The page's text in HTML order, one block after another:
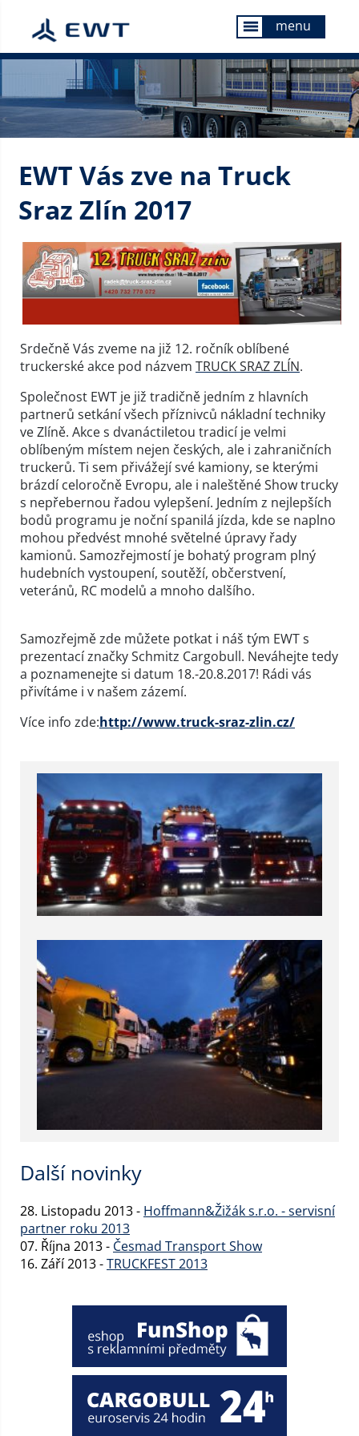
menu menu
EWT Vás zve na Truck
Sraz Zlín 2017
Srdečně Vás zveme na již 12. ročník oblíbené
truckerské akce pod názvem TRUCK SRAZ ZLÍN.
Společnost EWT je již tradičně jedním z hlavních
partnerů setkání všech příznivců nákladní techniky
ve Zlíně. Akce s dvanáctiletou tradicí je velmi
oblíbeným místem nejen českých, ale i zahraničních
truckerů. Ti sem přivážejí své kamiony, se kterými
brázdí celoročně Evropu, ale i naleštěné Show trucky
s nepřebernou řadou vylepšení. Jedním z nejlepších
bodů programu je noční spanilá jízda, kde se naplno
mohou předvést mnohé světelné úpravy řady
kamionů. Samozřejmostí je bohatý program plný
hudebních vystoupení, soutěží, občerstvení,
veteránů, RC modelů a mnoho dalšího.
Samozřejmě zde můžete potkat i náš tým EWT s
prezentací značky Schmitz Cargobull. Neváhejte tedy
a poznamenejte si datum 18.-20.8.2017! Rádi vás
přivítáme i v našem zázemí.
Více info zde:http://www.truck-sraz-zlin.cz/
Další novinky
28. Listopadu 2013 - Hoffmann&Žižák s.r.o. - servisní
partner roku 2013
07. Října 2013 - Česmad Transport Show
16. Září 2013 -TRUCKFEST 2013